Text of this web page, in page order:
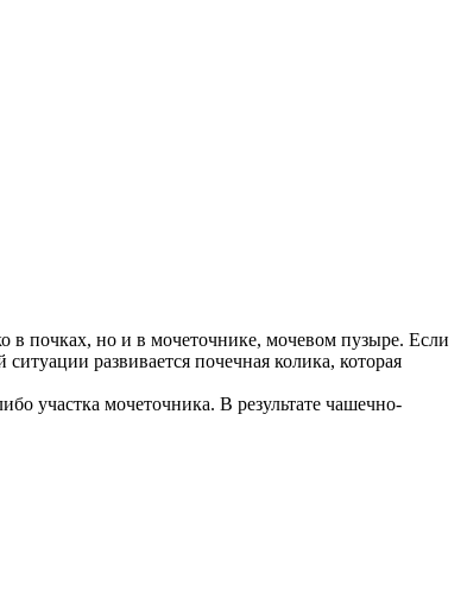
в почках, но и в мочеточнике, мочевом пузыре. Если
развивается почечная колика, которая
участка мочеточника. В результате чашечно-